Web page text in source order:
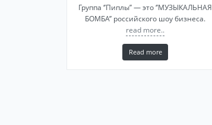
Группа ‘’Пиплы’’ — это ‘’МУЗЫКАЛЬНАЯ
БОМБА’’ российского шоу бизнеса.
read more..
Read more